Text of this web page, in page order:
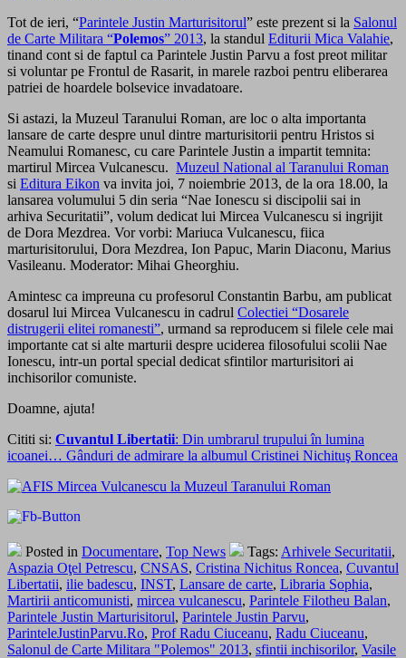
Tot de ieri, “Parintele Justin Marturisitorul” este prezent si la Salonul
de Carte Militara “Polemos” 2013, la standul Editurii Mica Valahie,
tinand cont si de faptul ca Parintele Justin Parvu a fost preot militar
si voluntar pe Frontul de Rasarit, in marele razboi pentru eliberarea
patriei de hoardele bolsevice invadatoare.
Si astazi, la Muzeul Taranului Roman, are loc o alta importanta
lansare de carte despre unul dintre marturisitorii pentru Hristos si
Neamului Romanesc, cu care Parintele Justin a impartit temnita:
martirul Mircea Vulcanescu. Muzeul National al Taranului Roman
si Editura Eikon va invita joi, 7 noiembrie 2013, de la ora 18.00, la
lansarea volumului 5 din seria “Nae Ionescu si discipolii sai in
arhiva Securitatii”, volum dedicat lui Mircea Vulcanescu si ingrijit
de Dora Mezdrea. Vor vorbi: Mariuca Vulcanescu, fiica
marturisitorului, Dora Mezdrea, Ion Papuc, Marin Diaconu, Marius
Vasileanu. Moderator: Mihai Gheorghiu.
Amintesc ca impreuna cu profesorul Constantin Barbu, am publicat
dosarul lui Mircea Vulcanescu in cadrul Colectiei “Dosarele
distrugerii elitei romanesti”, urmand sa reproducem si filele cele mai
importante cat si alte marturii despre uciderea filosofului scolii Nae
Ionescu, intr-un portal special dedicat sfintilor marturisitori ai
inchisorilor comuniste.
Doamne, ajuta!
Cititi si: Cuvantul Libertatii: Din umbrarul trupului în lumina
icoanei… Gânduri de admirare la albumul Cristinei Nichituş Roncea
Posted in Documentare, Top News Tags: Arhivele Securitatii,
Aspazia Oţel Petrescu, CNSAS, Cristina Nichitus Roncea, Cuvantul
Libertatii, ilie badescu, INST, Lansare de carte, Libraria Sophia,
Martirii anticomunisti, mircea vulcanescu, Parintele Filotheu Balan,
Parintele Justin Marturisitorul, Parintele Justin Parvu,
ParinteleJustinParvu.Ro, Prof Radu Ciuceanu, Radu Ciuceanu,
Salonul de Carte Militara "Polemos" 2013, sfintii inchisorilor, Vasile